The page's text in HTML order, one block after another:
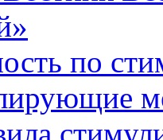
по